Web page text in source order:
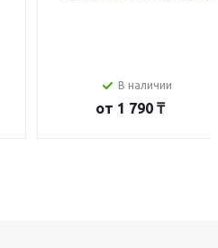
В наличии
от 1 790 ₸